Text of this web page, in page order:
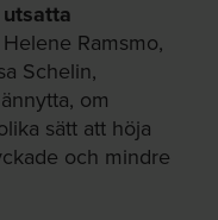
Ramsmo,
Schelin,
om
sätt att höja
och mindre